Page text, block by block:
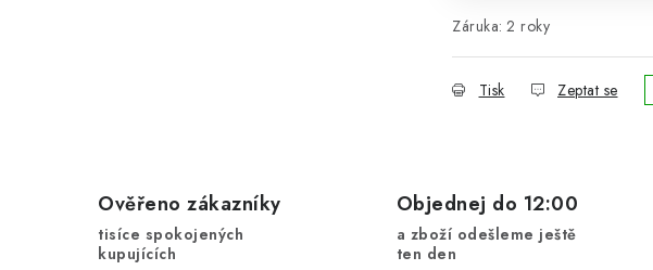
Záruka: 2 roky
Tisk Zeptat se
Ověřeno zákazníky
tisíce spokojených
kupujících
Objednej do 12:00
a zboží odešleme ještě
ten den